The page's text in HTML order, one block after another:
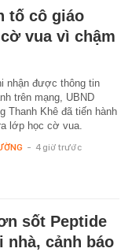
tố cô giáo
vua vì chậm
nhận được thông tin
trên mạng, UBND
Thanh Khê đã tiến hành
lớp học cờ vua.
- 4 giờ trước
sốt Peptide
nhà, cảnh báo